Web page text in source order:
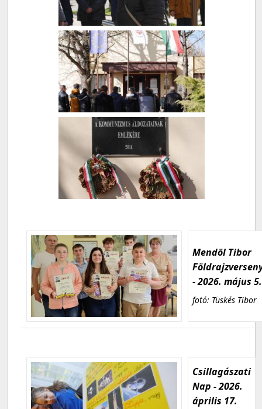
Mendöl Tibor
- 2026. május 5.
fotó: Tüskés Tibor
Csillagászati
Nap - 2026.
április 17.